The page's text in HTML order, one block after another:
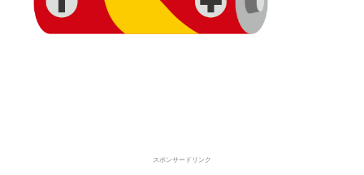
スポンサードリンク